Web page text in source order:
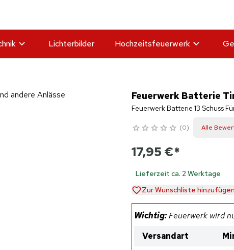
Lichterbilder Hochzeitsfeuerwerk
Feuerwerk Batterie
Feuerwerk Batterie 13 Schuss
0 Alle
17,95 €*
Lieferzeit ca. 2 Werktage
Zur Wunschliste hinzufügen
Wichtig:Feuerwerk wird
Versandart